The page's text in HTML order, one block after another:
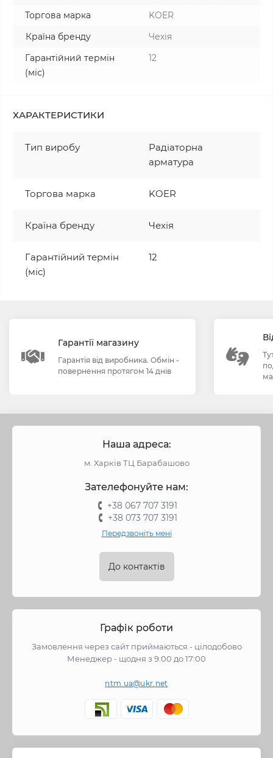
Торгова марка
KOER
Країна бренду
Чехія
Гарантійний термін
(міс)
12
ХАРАКТЕРИСТИКИ
Тип виробу
Радіаторна
арматура
Торгова марка KOER
Країна бренду Чехія
Гарантійний термін
(міс)
12
Гарантії магазину
Гарантія від виробника. Обмін -
повернення протягом 14 днів
Наша адреса:
м. Харків ТЦ Барабашово
Зателефонуйте нам:
+38 067 707 3191
+38 073 707 3191
Передзвоніть мені
До контактів
Графік роботи
Замовлення через сайт приймаються - цілодобово
Менеджер - щодня з 9:00 до 17:00
ntm.ua@ukr.net